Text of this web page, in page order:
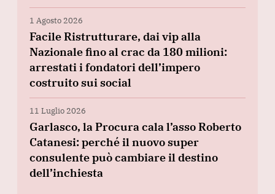
1 Agosto 2026
Facile Ristrutturare, dai vip alla
Nazionale fino al crac da 180 milioni:
arrestati i fondatori dell’impero
costruito sui social
11 Luglio 2026
Garlasco, la Procura cala l’asso Roberto
Catanesi: perché il nuovo super
consulente può cambiare il destino
dell’inchiesta